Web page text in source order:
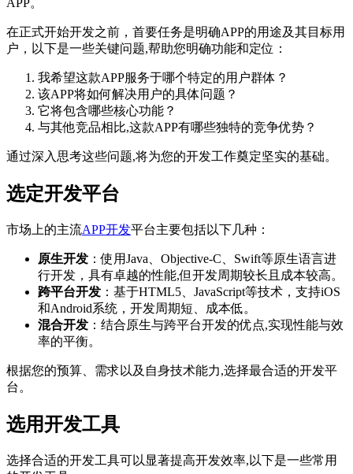
APP。
在正式开始开发之前，首要任务是明确APP的用途及其目标用
户，以下是一些关键问题,帮助您明确功能和定位：
我希望这款APP服务于哪个特定的用户群体？
该APP将如何解决用户的具体问题？
它将包含哪些核心功能？
与其他竞品相比,这款APP有哪些独特的竞争优势？
通过深入思考这些问题,将为您的开发工作奠定坚实的基础。
选定开发平台
市场上的主流APP开发平台主要包括以下几种：
原生开发 ：使用Java、Objective-C、Swift等原生语言进
行开发，具有卓越的性能,但开发周期较长且成本较高。
跨平台开发 ：基于HTML5、JavaScript等技术，支持iOS
和Android系统，开发周期短、成本低。
混合开发 ：结合原生与跨平台开发的优点,实现性能与效
率的平衡。
根据您的预算、需求以及自身技术能力,选择最合适的开发平
台。
选用开发工具
选择合适的开发工具可以显著提高开发效率,以下是一些常用